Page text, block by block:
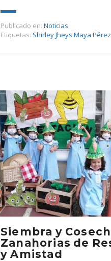
Publicado en: Noticias
Etiquetas: Shirley Jheys Maya Pérez
Siembra y
Zanahorias de
y Amistad